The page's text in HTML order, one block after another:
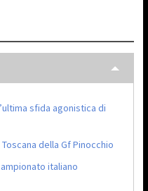
sfida agonistica di
della Gf Pinocchio
italiano